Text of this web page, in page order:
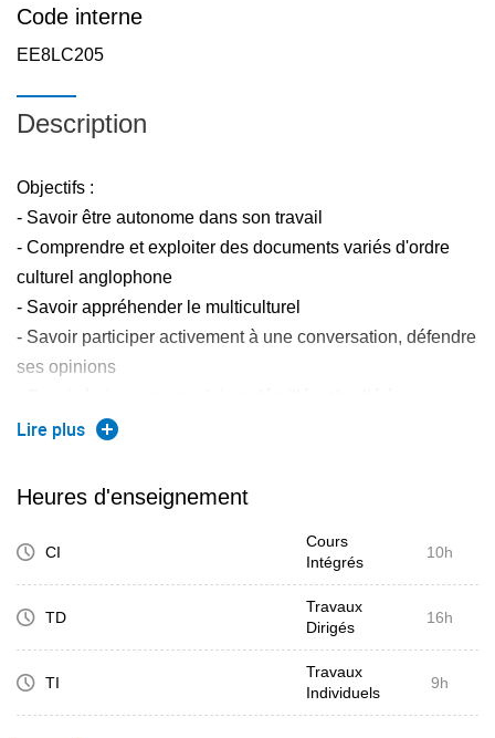
Code interne
EE8LC205
Description
Objectifs :
- Savoir être autonome dans son travail
- Comprendre et exploiter des documents variés d'ordre
culturel anglophone
- Savoir appréhender le multiculturel
- Savoir participer activement à une conversation, défendre
ses opinions
opinion donnée
Lire plus
Heures d'enseignement
CI
Cours
Intégrés
10h
TD
Travaux
Dirigés
16h
TI
Travaux
Individuels
9h